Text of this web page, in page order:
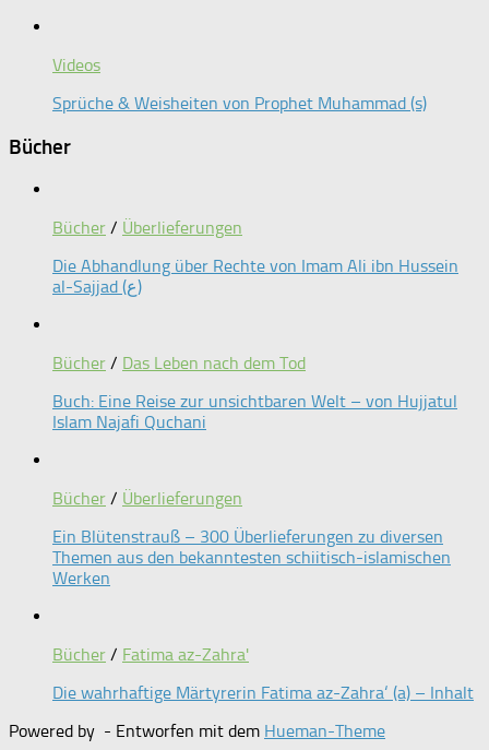
Videos
Sprüche & Weisheiten von Prophet Muhammad (s)
Bücher
Bücher / Überlieferungen
Die Abhandlung über Rechte von Imam Ali ibn Hussein
al-Sajjad (ع)
Bücher / Das Leben nach dem Tod
Buch: Eine Reise zur unsichtbaren Welt – von Hujjatul
Islam Najafi Quchani
Bücher / Überlieferungen
Ein Blütenstrauß – 300 Überlieferungen zu diversen
Themen aus den bekanntesten schiitisch-islamischen
Werken
Bücher / Fatima az-Zahra'
Die wahrhaftige Märtyrerin Fatima az-Zahra‘ (a) – Inhalt
Powered by - Entworfen mit dem Hueman-Theme